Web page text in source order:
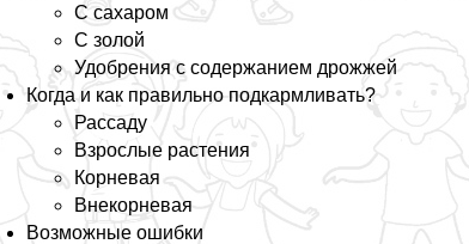
С сахаром
С золой
Удобрения с содержанием дрожжей
Когда и как правильно подкармливать?
Рассаду
Взрослые растения
Корневая
Внекорневая
Возможные ошибки